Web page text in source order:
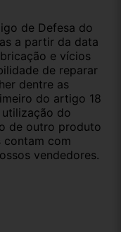
de Defesa do
a partir da data
e vícios
de reparar
dentre as
do artigo 18
utilização do
de outro produto
contam com
vendedores.